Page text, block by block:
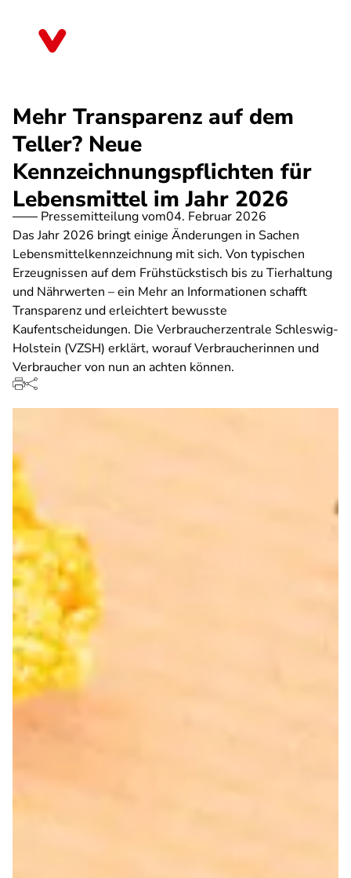
Mehr Transparenz auf dem
Teller? Neue
Kennzeichnungspflichten für
Lebensmittel im Jahr 2026
Pressemitteilung vom04. Februar 2026
Das Jahr 2026 bringt einige Änderungen in Sachen
Lebensmittelkennzeichnung mit sich. Von typischen
Erzeugnissen auf dem Frühstückstisch bis zu Tierhaltung
und Nährwerten – ein Mehr an Informationen schafft
Transparenz und erleichtert bewusste
Kaufentscheidungen. Die Verbraucherzentrale Schleswig-
Holstein (VZSH) erklärt, worauf Verbraucherinnen und
Verbraucher von nun an achten können.